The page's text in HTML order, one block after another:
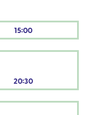
15:00
20:30